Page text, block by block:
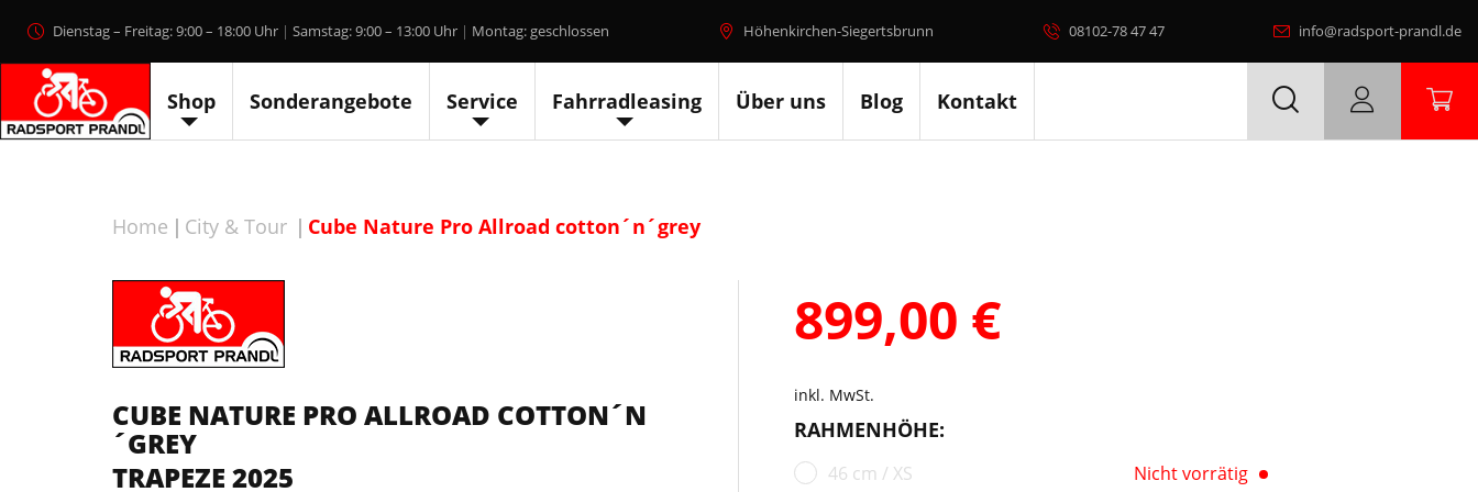
content
Dienstag – Freitag: 9:00 – 18:00 Uhr Samstag: 9:00 – 13:00 Uhr Montag: geschlossen Höhenkirchen-Siegertsbrunn 08102-78 47 47 info@radsport-prandl.de
Shop Sonderangebote Service Fahrradleasing Über uns Blog Kontakt
Home City & Tour Cube Nature Pro Allroad cotton´n´grey
CUBE NATURE PRO ALLROAD COTTON´N
´GREY
TRAPEZE 2025
899,00 €
inkl. MwSt.
RAHMENHÖHE:
46 cm / XS
Nicht vorrätig